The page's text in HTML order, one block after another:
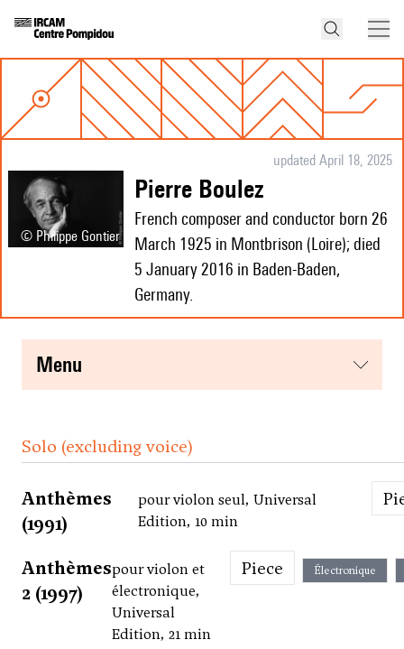
© Philippe Gontier
updated April 18, 2025
Pierre Boulez
French composer and conductor born 26
March 1925 in Montbrison (Loire); died
5 January 2016 in Baden-Baden,
Germany.
menu
Solo (excluding voice)
Anthèmes
(1991)
pour violon seul, Universal
Edition, 10 min
Anthèmes
2 (1997)
pour violon et
électronique,
Universal
Edition, 21 min
Piece Électronique